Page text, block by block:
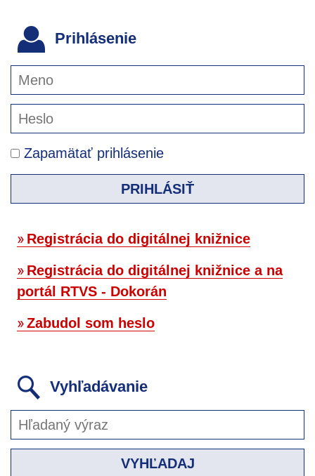
Prihlásenie
Zapamätať prihlásenie
PRIHLÁSIŤ
Registrácia do digitálnej knižnice
Registrácia do digitálnej knižnice a na
portál RTVS - Dokorán
Zabudol som heslo
Vyhľadávanie
VYHĽADAJ